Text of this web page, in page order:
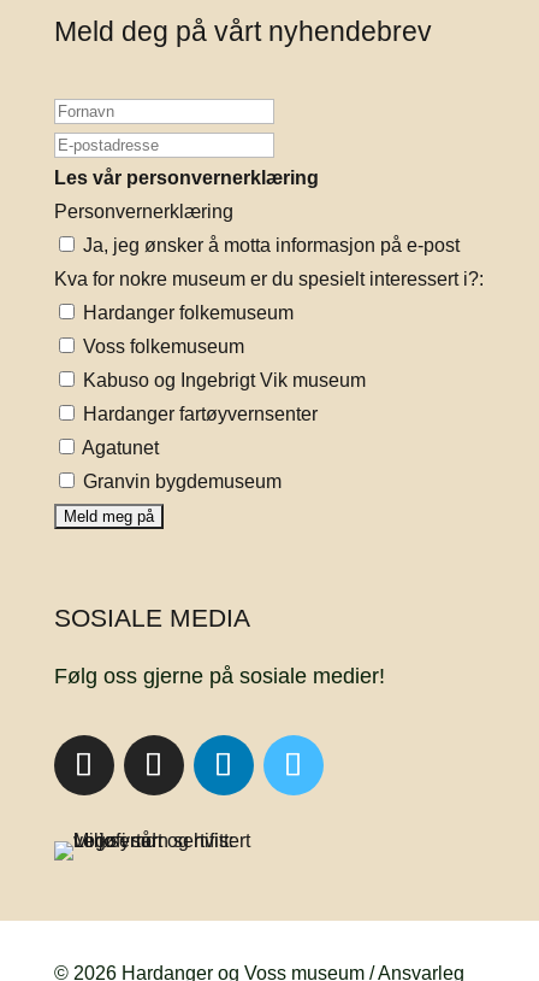
Meld deg på vårt nyhendebrev
Les vår personvernerklæring
Personvernerklæring
Ja, jeg ønsker å motta informasjon på e-post
Kva for nokre museum er du spesielt interessert i?:
Hardanger folkemuseum
Voss folkemuseum
Kabuso og Ingebrigt Vik museum
Hardanger fartøyvernsenter
Agatunet
Granvin bygdemuseum
SOSIALE MEDIA
Følg oss gjerne på sosiale medier!
© 2026 Hardanger og Voss museum / Ansvarleg